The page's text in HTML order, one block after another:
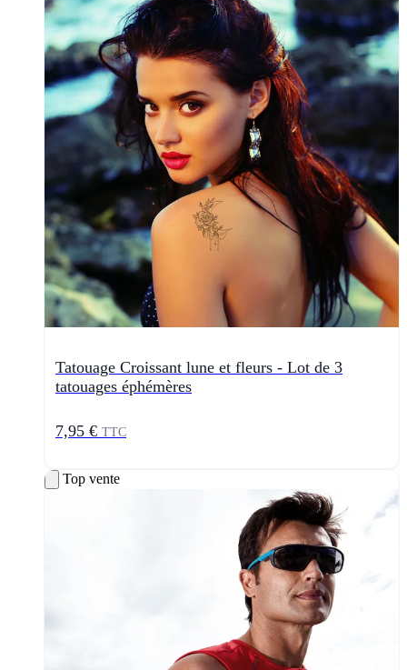
Tatouage Croissant lune et fleurs - Lot de 3
tatouages éphémères
7,95 € TTC
Top vente